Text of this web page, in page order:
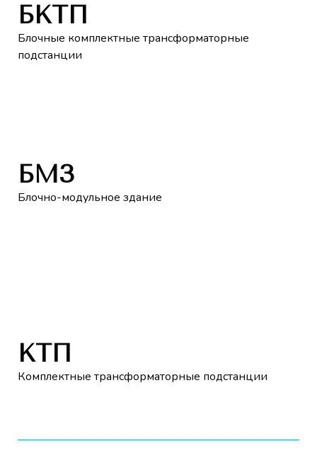
БКТП
Блочные комплектные трансформаторные
подстанции
БМЗ
Блочно-модульное здание
КТП
Комплектные трансформаторные подстанции